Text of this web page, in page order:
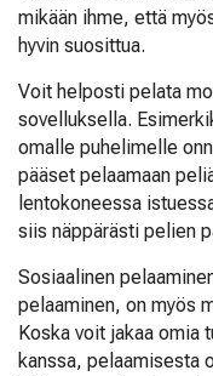
mikään ihme, että
hyvin suosittua.
Voit helposti pelata
sovelluksella.
omalle puhelimelle
pääset pelaamaan
lentokoneessa
siis näppärästi pelien
Sosiaalinen
pelaaminen, on myös
Koska voit jakaa omia
kanssa, pelaamisesta